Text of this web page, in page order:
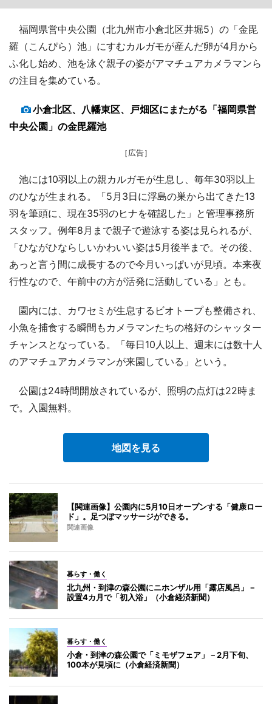
福岡県営中央公園（北九州市小倉北区井堀5）の「金毘
羅（こんぴら）池」にすむカルガモが産んだ卵が4月から
ふ化し始め、池を泳ぐ親子の姿がアマチュアカメラマンら
の注目を集めている。
小倉北区、八幡東区、戸畑区にまたがる「福岡県営
中央公園」の金毘羅池
［広告］
池には10羽以上の親カルガモが生息し、毎年30羽以上
のひなが生まれる。「5月3日に浮島の巣から出てきた13
羽を筆頭に、現在35羽のヒナを確認した」と管理事務所
スタッフ。例年8月まで親子で遊泳する姿は見られるが、
「ひながひならしいかわいい姿は5月後半まで。その後、
あっと言う間に成長するので今月いっぱいが見頃。本来夜
行性なので、午前中の方が活発に活動している」とも。
園内には、カワセミが生息するビオトープも整備され、
小魚を捕食する瞬間もカメラマンたちの格好のシャッター
チャンスとなっている。「毎日10人以上、週末には数十人
のアマチュアカメラマンが来園している」という。
公園は24時間開放されているが、照明の点灯は22時ま
で。入園無料。
地図を見る
【関連画像】公園内に5月10日オープンする「健康ロー
ド」。足つぼマッサージができる。
関連画像
暮らす・働く
北九州・到津の森公園にニホンザル用「露店風呂」－
設置4カ月で「初入浴」（小倉経済新聞）
暮らす・働く
小倉・到津の森公園で「ミモザフェア」－2月下旬、
100本が見頃に（小倉経済新聞）